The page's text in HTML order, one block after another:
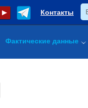
Контакты
Фактические данные